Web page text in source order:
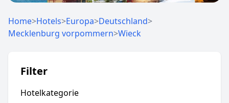
Home>Hotels>Europa>Deutschland>
Mecklenburg vorpommern>Wieck
Filter
Hotelkategorie